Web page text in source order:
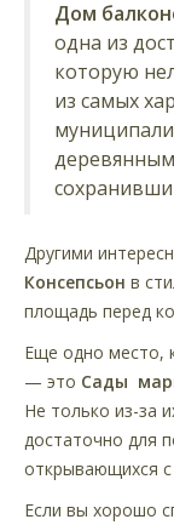
Дом
одна из
которую
из самых
Другими
Консепсьон в
площадь перед
Еще одно место,
— это Сады
Не только из-за
достаточно для
открывающихся
Если вы хорошо